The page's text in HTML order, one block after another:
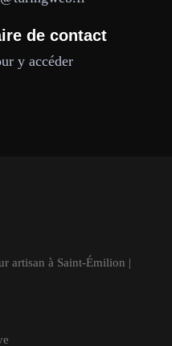
de contact
y accéder
artisan à Saint-Émilion |